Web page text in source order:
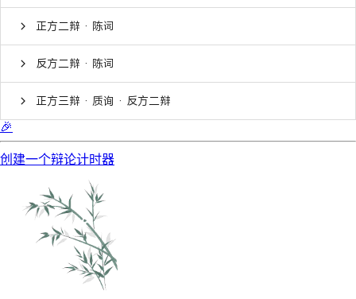
正方二辩 · 陈词
反方二辩 · 陈词
正方三辩 · 质询 · 反方二辩
🎉
创建一个辩论计时器